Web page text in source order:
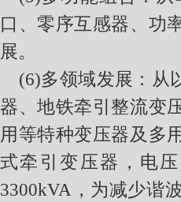
口、零序互感器、功
展。
(6)多领域发展：从
器、地铁牵引整流变
用等特种变压器及多
式牵引变压器，电
3300kVA ，为减少谐